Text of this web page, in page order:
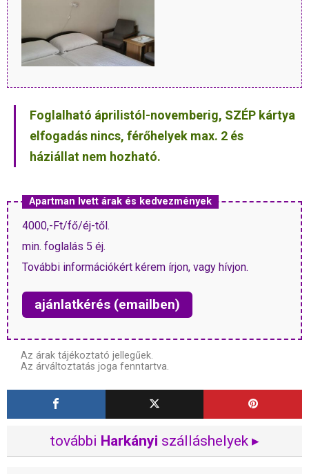
Foglalható áprilistól-novemberig, SZÉP kártya
elfogadás nincs, férőhelyek max. 2 és
háziállat nem hozható.
Apartman Ivett árak és kedvezmények
4000,-Ft/fő/éj-től.
min. foglalás 5 éj.
További információkért kérem írjon, vagy hívjon.
ajánlatkérés (emailben)
Az árak tájékoztató jellegűek.
Az árváltoztatás joga fenntartva.
további Harkányi szálláshelyek ▸